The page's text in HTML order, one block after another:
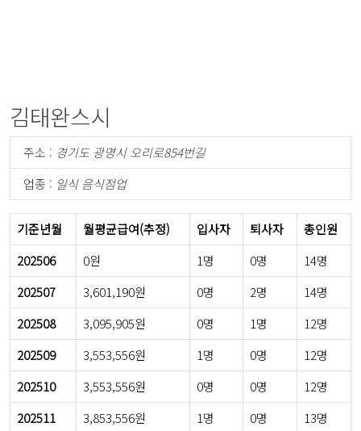
김태완스시
주소 : 경기도 광명시 오리로854번길
업종 : 일식 음식점업
기준년월 월평균급여(추정) 입사자 퇴사자
총인원
202506
0원 1명 0명
14명
202507
3,601,190원 0명 2명
14명
202508
3,095,905원 0명 1명
12명
202509
3,553,556원 1명 0명
12명
202510
3,553,556원 0명 0명
12명
202511
3,853,556원 1명 0명
13명